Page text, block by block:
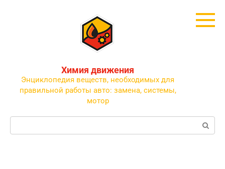
Химия движения
Энциклопедия веществ, необходимых для
правильной работы авто: замена, системы,
мотор
Поиск: